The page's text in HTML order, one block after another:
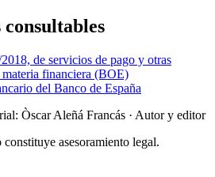
de servicios de pago y otras
materia financiera (BOE)
del Banco de España
Òscar Aleñá Francás · Autor y editor
asesoramiento legal.